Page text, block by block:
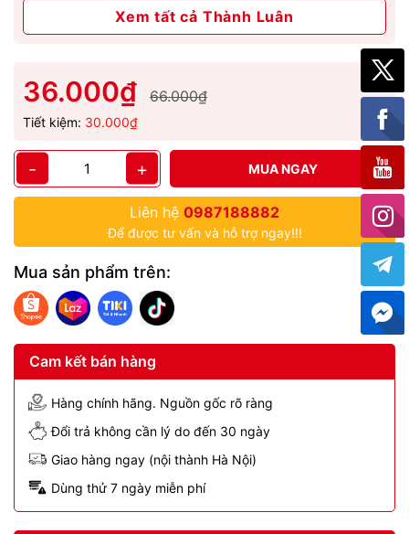
Xem tất cả Thành Luân
36.000₫ 66.000₫
Tiết kiệm: 30.000₫
- + MUA NGAY
Liên hệ 0987188882
Để được tư vấn và hỗ trợ ngay!!!
Mua sản phẩm trên:
Cam kết bán hàng
Hàng chính hãng. Nguồn gốc rõ ràng
Đổi trả không cần lý do đến 30 ngày
Giao hàng ngay (nội thành Hà Nội)
Dùng thử 7 ngày miễn phí